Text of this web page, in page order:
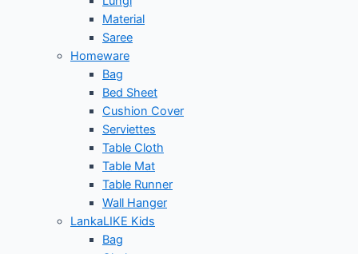
Material
Saree
Homeware
Bag
Bed Sheet
Cushion Cover
Serviettes
Table Cloth
Table Mat
Table Runner
Wall Hanger
LankaLIKE Kids
Bag